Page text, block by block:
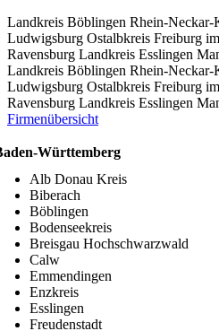
Landkreis Böblingen Rhein-Neckar-
Ludwigsburg Ostalbkreis Freiburg
Ravensburg Landkreis Esslingen
Landkreis Böblingen Rhein-Neckar-
Ludwigsburg Ostalbkreis Freiburg
Ravensburg Landkreis Esslingen
Firmenübersicht
Württemberg
Alb Donau Kreis
Biberach
Böblingen
Bodenseekreis
Breisgau Hochschwarzwald
Calw
Emmendingen
Enzkreis
Esslingen
Freudenstadt